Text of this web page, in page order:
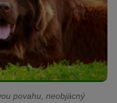
povahu, neobjácný